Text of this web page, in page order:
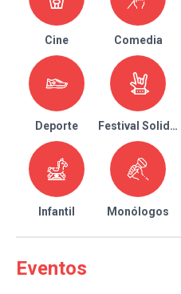
Cine Comedia
Deporte Festival
Infantil Monólogos
Eventos